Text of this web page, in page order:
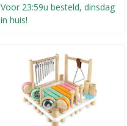
Voor 23:59u besteld, dinsdag
in huis!